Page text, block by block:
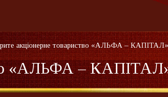
акціонерне товариство «АЛЬФА – КАПІТАЛ»
«АЛЬФА –